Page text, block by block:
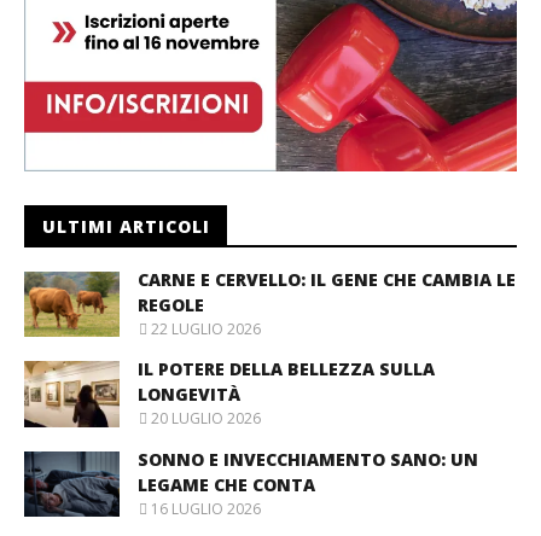
ULTIMI ARTICOLI
CARNE E CERVELLO: IL GENE CHE CAMBIA LE
REGOLE
22 LUGLIO 2026
IL POTERE DELLA BELLEZZA SULLA
LONGEVITÀ
20 LUGLIO 2026
SONNO E INVECCHIAMENTO SANO: UN
LEGAME CHE CONTA
16 LUGLIO 2026